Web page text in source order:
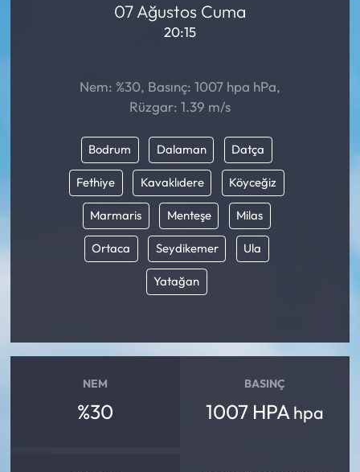
07 Ağustos Cuma
20:15
Nem: %30, Basınç: 1007 hpa hPa,
Rüzgar: 1.39 m/s
Bodrum Dalaman Datça
Fethiye Kavaklıdere Köyceğiz
Marmaris Menteşe Milas
Ortaca Seydikemer Ula
Yatağan
NEM
%30
BASINÇ
1007 HPA hpa